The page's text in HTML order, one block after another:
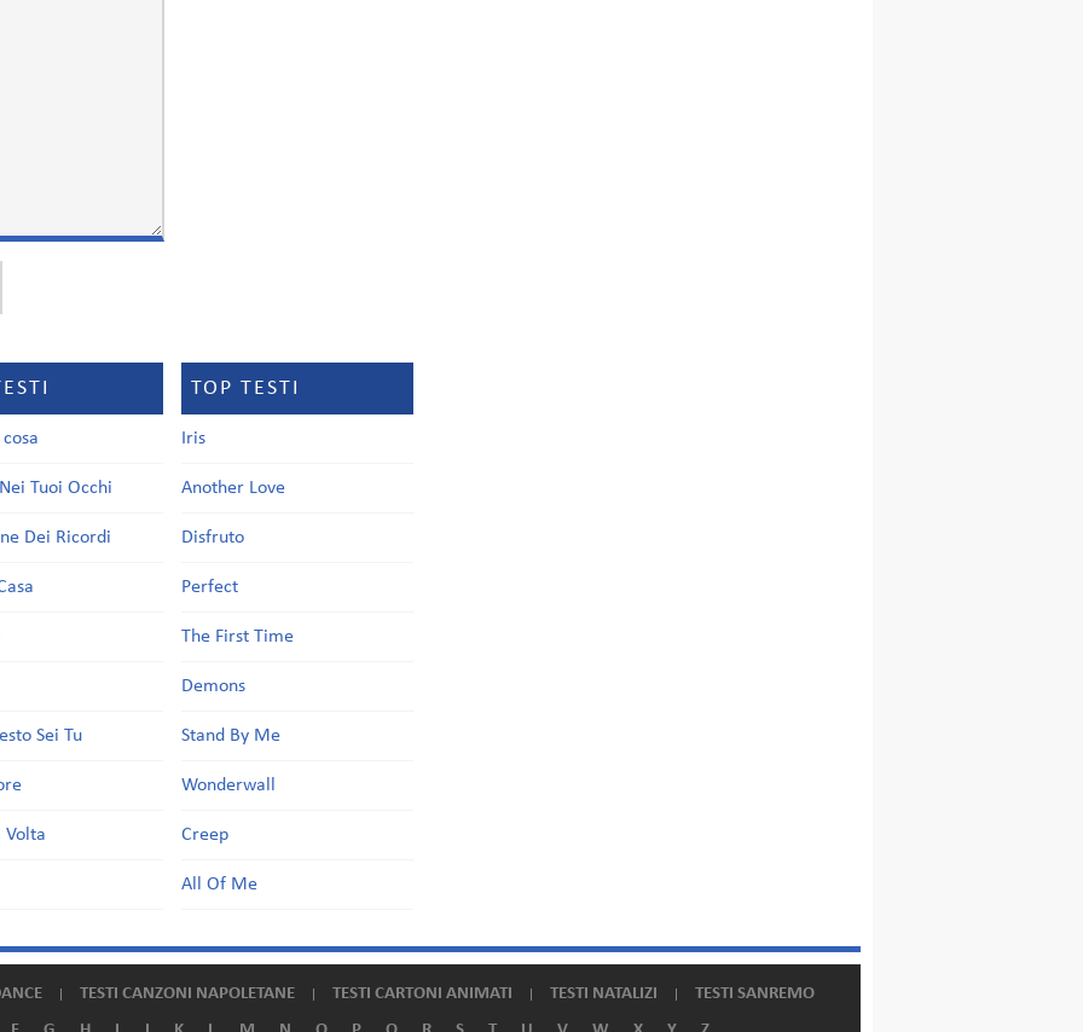
Tuoi Occhi
Dei Ricordi
Sei Tu
Volta
TOP TESTI
Iris
Another Love
Disfruto
Perfect
The First Time
Demons
Stand By Me
Wonderwall
Creep
All Of Me
TESTI CANZONI NAPOLETANE TESTI CARTONI ANIMATI TESTI NATALIZI
TESTI SANREMO